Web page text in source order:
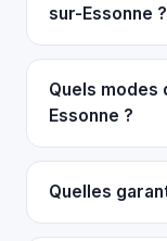
sur-Essonne ?
Quels modes
Essonne ?
Quelles